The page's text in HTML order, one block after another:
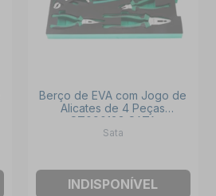
Berço de EVA com Jogo de
Alicates de 4 Peças
ST09013G SATA
Sata
INDISPONÍVEL